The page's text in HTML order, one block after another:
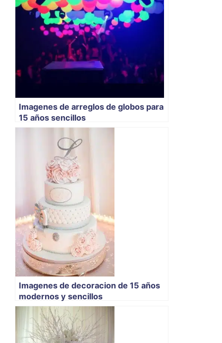
Imagenes de arreglos de globos para
15 años sencillos
Imagenes de decoracion de 15 años
modernos y sencillos